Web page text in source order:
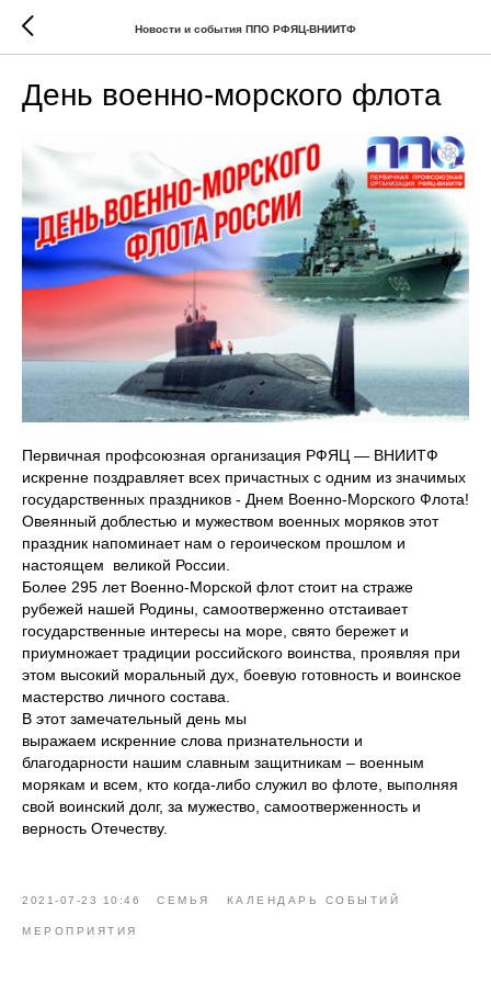
Новости и события ППО РФЯЦ-ВНИИТФ
День военно-морского флота
Первичная профсоюзная организация РФЯЦ — ВНИИТФ
искренне поздравляет всех причастных с одним из значимых
государственных праздников - Днем Военно-Морского Флота!
Овеянный доблестью и мужеством военных моряков этот
праздник напоминает нам о героическом прошлом и
настоящем великой России.
Более 295 лет Военно-Морской флот стоит на страже
рубежей нашей Родины, самоотверженно отстаивает
государственные интересы на море, свято бережет и
приумножает традиции российского воинства, проявляя при
этом высокий моральный дух, боевую готовность и воинское
мастерство личного состава.
В этот замечательный день мы
выражаем искренние слова признательности и
благодарности нашим славным защитникам – военным
морякам и всем, кто когда-либо служил во флоте, выполняя
свой воинский долг, за мужество, самоотверженность и
верность Отечеству.
2021-07-23 10:46 СЕМЬЯ КАЛЕНДАРЬ СОБЫТИЙ
МЕРОПРИЯТИЯ